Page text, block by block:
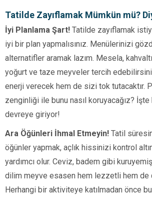
Tatilde Zayıflamak Mümkün mü?
İyi Planlama Şart! Tatilde zayıflamak
iyi bir plan yapmalısınız. Menülerinizi
alternatifler aramak lazım. Mesela,
yoğurt ve taze meyveler tercih
enerji verecek hem de sizi tok tutacaktır.
zenginliği ile bunu nasıl koruyacağız? İşte
devreye giriyor!
Ara Öğünleri İhmal Etmeyin! Tatil
öğünler yapmak, açlık hissinizi kontrol
yardımcı olur. Ceviz, badem gibi
dilim meyve esasen hem lezzetli hem de
Herhangi bir aktiviteye katılmadan önce bu